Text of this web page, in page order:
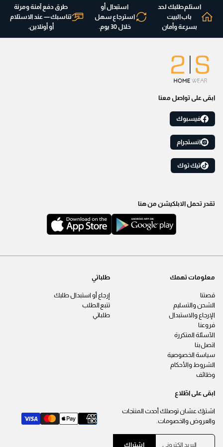
استلم طلبك لحد
باب البيت
بسرعة وأمان
استبدال أو
استرجاع سهل
خلال 30 يوم.
طرق دفع آمنة ومرنة
تناسبك — عند الاستلام
أو أونلاين.
ابقى على تواصل معنا
فيسبوك
انستجرام
تيك توك
تقدر تحمل الابلكيشن من هنا
معلومات تهمك
قصتنا
الشحن والتسليم
الإرجاع والاستبدال
فروعنا
الآسئلة المتكررة
اتصل بنا
سياسة الخصوصية
الشروط والأحكام
وظائف
طلباتي
إرجاع أو استبدال طلبك
تتبع الطلب
طلباتي
ابقى على اطّلاع
اشترك عشان توصلك أحدث المنتجات
والعروض والخصومات.
يا
اشتراك